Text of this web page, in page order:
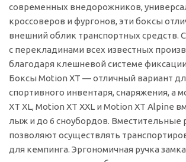
современных внедорожников,
кроссоверов и фургонов, эти боксы
внешний облик транспортных средств.
с перекладинами всех известных
благодаря клешневой системе
Боксы Motion XT — отличный вариант
спортивного инвентаря, снаряжения, а
XT XL, Motion XT XXL и Motion XT Alpine
лыж и до 6 сноубордов. Вместительные
позволяют осуществлять
для кемпинга. Эргономичная ручка